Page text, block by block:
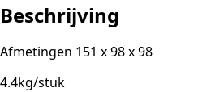
Beschrijving
Afmetingen 151 x 98 x 98
4.4kg/stuk